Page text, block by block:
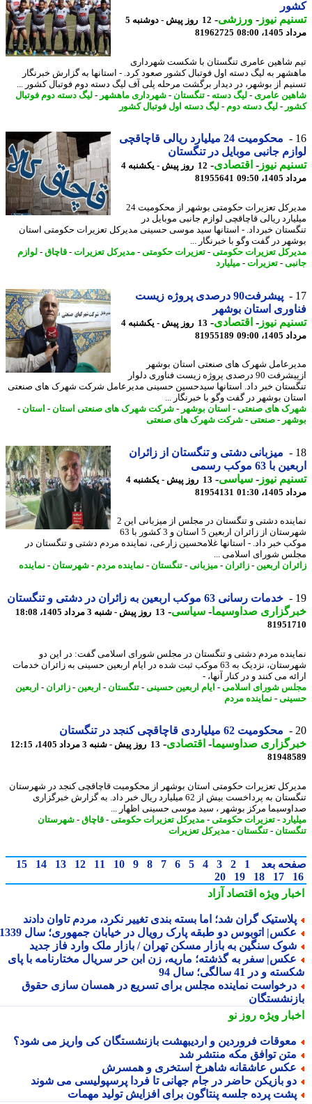
نیوز-ورزشی-
12 روز پیش - دوشنبه 5
08:00
81962725
شاهین عامری تنگستان با شکست شهرداری
به لیگ دسته اول فوتبال کشور صعود کرد. - استانها به گزارش خبرنگار
از بوشهر، در دیدار برگشت مرحله پلی آف لیگ دسته دوم فوتبال کشور ...
عامری- لیگ دسته-تنگستان-شهرداری ماهشهر-لیگ دسته دوم فوتبال
-لیگ دسته دوم -لیگ دسته اول فوتبال کشور
محکومیت 24 میلیارد ریالی قاچاقچی
جانبی موبایل در تنگستان
نیوز-اقتصادی-
12 روز پیش - یکشنبه 4
09:50
81955641
مدیرکل تعزیرات حکومتی بوشهر از محکومیت 24
ریالی قاچاقچی لوازم جانبی موبایل در
خبرداد. - استانها سید موسی حسینی مدیرکل تعزیرات حکومتی استان
در گفت وگو با خبرنگار ...
تعزیرات حکومتی-تعزیرات حکومتی-مدیرکل تعزیرات- قاچاق-لوازم
-تعزیرات- میلیارد
پیشرفت90 درصدی پروژه زیست
استان بوشهر
نیوز-اقتصادی-
13 روز پیش - یکشنبه 4
09:00
81955189
شهرک های صنعتی استان بوشهر
ازپیشرفت 90 درصدی پروژه زیست فناوری دلوار
خبر داد. استانها سیدحسین حسینی مدیرعامل شرکت شهرک های صنعتی
بوشهر در گفت وگو با خبرنگار ...
های صنعتی-استان بوشهر-شرکت شهرک های صنعتی استان-استان-
-صنعتی-شرکت شهرک های صنعتی
میزبانی دشتی و تنگستان از زائران
63 موکب رسمی
نیوز-سیاسی-
13 روز پیش - یکشنبه 4
01:30
81954131
شهرستان از زائران اربعین 5 استان و 3 کشور با 63
خبر داد. - استانها غلامحسین زارعی، نماینده مردم دشتی و تنگستان در
شورای اسلامی ...
اربعین -زائران- میزبانی -تنگستان-نماینده مردم- شهرستان-نماینده
خدمات رسانی 63 موکب اربعین به زائران در دشتی و تنگستان
صداوسیما-سیاسی-13 روز پیش - شنبه 3 مرداد 1405، 18:08
مردم دشتی و تنگستان در مجلس شورای اسلامی گفت: در این دو
شهرستان، نزدیک به 63 موکب ثبت شده در ایام اربعین حسینی به زائران خدمات
می کنند و در کنار آنها، -
شورای اسلامی-ایام اربعین حسینی-تنگستان-اربعین -زائران-
اربعین
-نماینده مردم
محکومیت 62 میلیاردی قاچاقچی کنجد در تنگستان
صداوسیما-اقتصادی-13 روز پیش - شنبه 3 مرداد 1405، 12:15
تعزیرات حکومتی استان بوشهر از محکومیت قاچاقچی کنجد در شهرستان
تنگستان به پرداخست بیش از 62 میلیارد ریال خبر داد. به گزارش خبرگزاری
مرکز بوشهر ، سید موسی حسینی اظهار ...
-تعزیرات حکومتی-مدیرکل تعزیرات حکومتی-قاچاق-شهرستان
-تنگستان-مدیرکل تعزیرات
بعد 1
2
3
4
5
6
7
8
9
10
11
12
13
14
15
17
18
19
20
ویژهاقتصاد آزاد
گران شد؛ اما بسته بندی تغییر نکرد، مردم تاوان دادند
اتوبوس دو طبقه پارک رویال در خیابان جمهوری؛ سال 1339
سنگین به بازار مسکن تهران / بازار ملک وارد فاز جدید
سفر به گذشته؛ ماریه، زن ابن حر سریال مختارنامه با پای
و در 41 سالگی؛ سال 94
نماینده مجلس برای تسریع در همسان سازی حقوق
ویژهروز نو
فروردین و اردیبهشت بازنشستگان کی واریز می شود؟
توافق مکه منتشر شد
عاشقانه شاهرخ استخری و همسرش
بازیکن حاضر در جام جهانی تا فردا پرسپولیسی می شوند
پرده جلسه پنتاگون برای افزایش تولید مهمات